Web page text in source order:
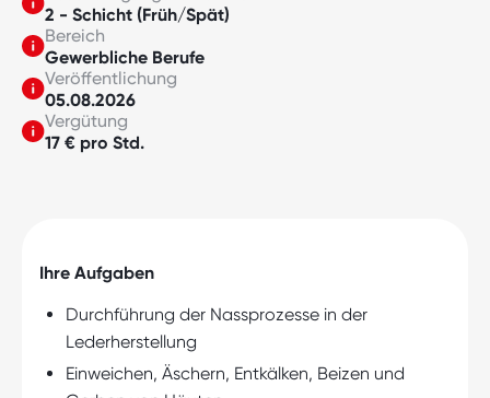
2 - Schicht (Früh/Spät)
Bereich
Gewerbliche Berufe
Veröffentlichung
05.08.2026
Vergütung
17 € pro Std.
Ihre Aufgaben
Durchführung der Nassprozesse in der
Lederherstellung
Einweichen, Äschern, Entkälken, Beizen und